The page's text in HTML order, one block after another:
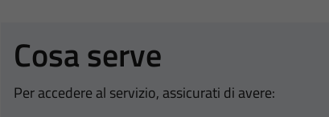
Cosa serve
Per accedere al servizio, assicurati di avere: